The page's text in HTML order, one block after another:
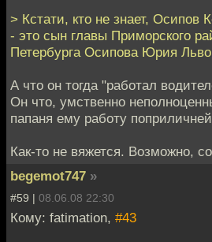
> Кстати, кто не знает, Осипов
- это сын главы Приморского
Петербурга Осипова Юрия
А что он тогда "работал
Он что, умственно
папаня ему работу
Как-то не вяжется. Возможно,
begemot747 »
#59 | 08.06.08 22:30
Кому: fatimation, #43